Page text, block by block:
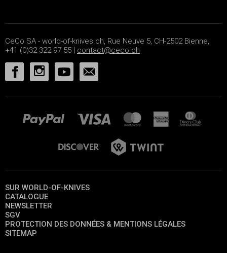
CeCo SA - world-of-knives.ch, Rue Neuve 5, CH-2502 Bienne,
+41 (0)32 322 97 55 | contact@ceco.ch
SUR WORLD-OF-KNIVES
CATALOGUE
NEWSLETTER
SGV
PROTECTION DES DONNÉES & MENTIONS LÉGALES
SITEMAP